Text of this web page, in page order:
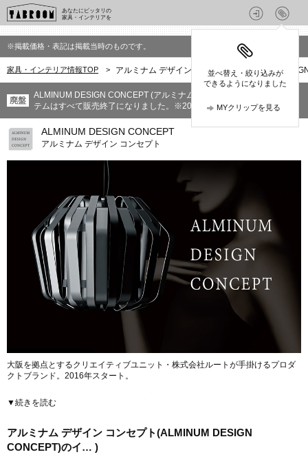
あなたにピッタリの
家具・インテリアを
並べ替え・絞り込みが
できるようになりました
MYクリップを見る
※掲載価格・表記は掲載当時のものです。
家具・インテリア情報TOP > アルミナム デザイン コンセプト(ALMINUM
廃盤
ALMINUM DESIGN CONCEPT (アルミナム デザイン コンセプト)のアイ
テムはすべて販売終了になりました。※2019年8月
ALMINUM DESIGN CONCEPT
アルミナム デザイン コンセプト
大阪を拠点とするクリエイティブユニット・株式会社ルートが手掛けるプロダ
クトブランド。2016年スタート。
地球に最も多く存在していながら、純度100%のものは自然界にほとんどない金
属「アルミニウム」。精錬が可能になった1800年代以降、加工のしやすさと美
プロダクト開発を掲げ、プロデューサー、プロダクトデザイナー、照明職人が
チームを組み第1弾としてLED照明をリリース。60枚のアルミニウムのプレー
トを用いて直接光源を露出させない独特な製品を作り出した。生産はすべて職
▼続きを読む
アルミナム デザイン コンセプト(ALMINUM DESIGN
CONCEPT)のイ… )